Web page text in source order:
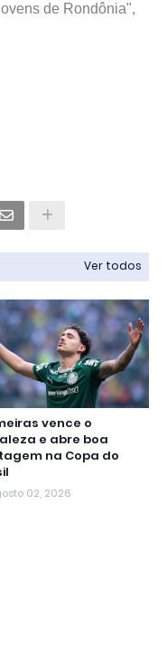
de Rondônia",
Ver todos
vence o
e abre boa
na Copa do
02, 2026